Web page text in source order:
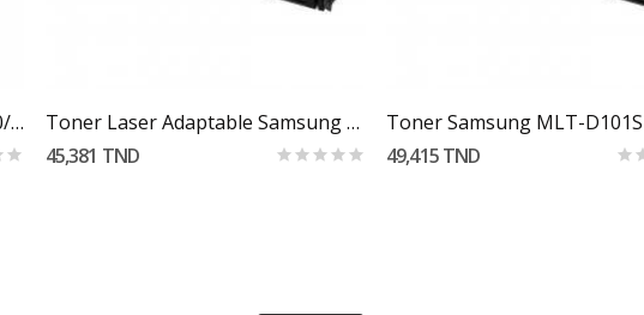
TONER SAMSUNG T-203S M3370/3870/4070/3320
Toner Laser Adaptable Samsung - Noir (MLT-D101S)
45,381 TND
49,415 TND